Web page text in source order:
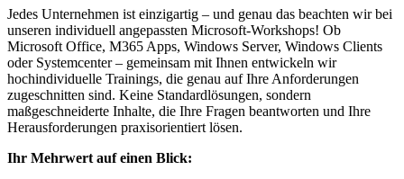
Jedes Unternehmen ist einzigartig – und genau das beachten wir bei
unseren individuell angepassten Microsoft-Workshops! Ob
Microsoft Office, M365 Apps, Windows Server, Windows Clients
oder Systemcenter – gemeinsam mit Ihnen entwickeln wir
hochindividuelle Trainings, die genau auf Ihre Anforderungen
zugeschnitten sind. Keine Standardlösungen, sondern
maßgeschneiderte Inhalte, die Ihre Fragen beantworten und Ihre
Herausforderungen praxisorientiert lösen.
Ihr Mehrwert auf einen Blick: